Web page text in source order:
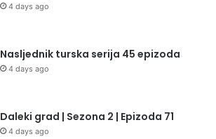
4 days ago
Nasljednik turska serija 45 epizoda
4 days ago
Daleki grad | Sezona 2 | Epizoda 71
4 days ago